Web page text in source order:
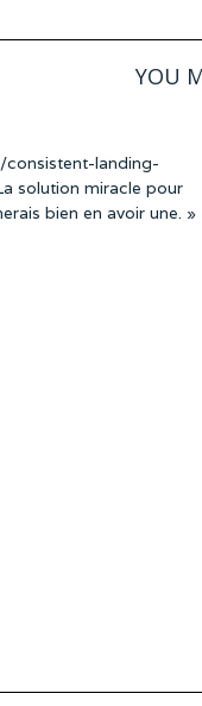
YOU
landing-
solution miracle pour
bien en avoir une. »